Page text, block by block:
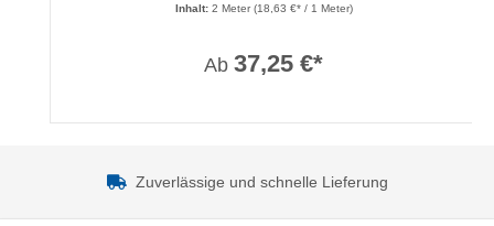
Inhalt: 2 Meter (18,63 €* / 1 Meter)
Ab 37,25 €*
Zuverlässige und schnelle Lieferung